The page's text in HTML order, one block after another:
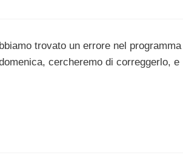
trovato un errore nel
cercheremo di correggerlo, e